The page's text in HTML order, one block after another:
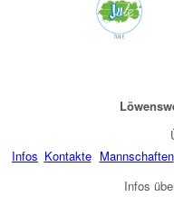
Infos Kontakte Mannschaften
Infos